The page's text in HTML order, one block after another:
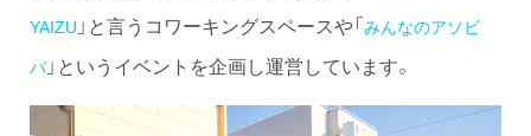
YAIZU 」と言うコワーキングスペースや「みんなのアソビ
バ」というイベントを企画し運営しています。